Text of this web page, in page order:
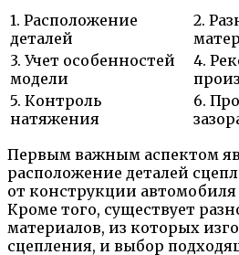
1. Расположение
деталей
2.
3. Учет особенностей
модели
4.
5. Контроль
натяжения
6.
Первым важным аспектом
расположение деталей
от конструкции
Кроме того, существует
материалов, из которых
сцепления, и выбор